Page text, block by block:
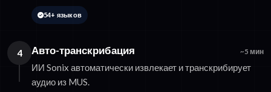
54+ языков
4 Авто-транскрибация ~5 мин
ИИ Sonix автоматически извлекает и транскрибирует
аудио из MUS.